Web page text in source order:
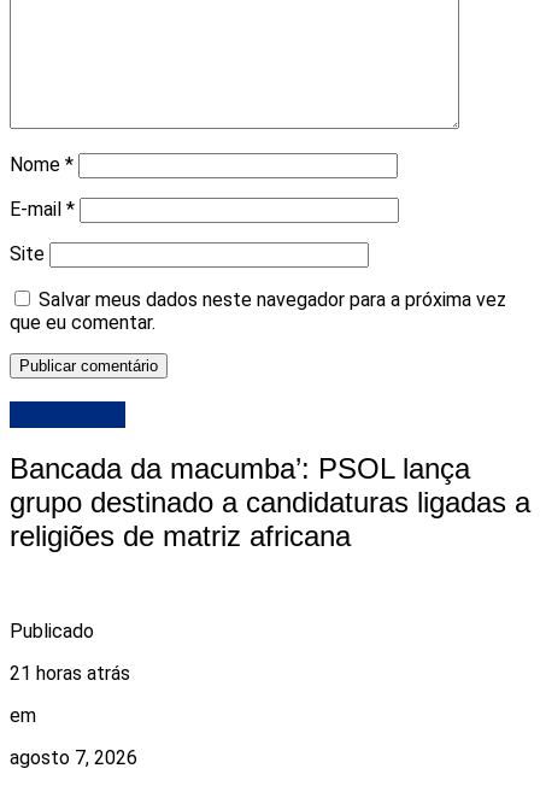
Nome *
E-mail *
Site
Salvar meus dados neste navegador para a próxima vez
que eu comentar.
Bancada da macumba’: PSOL lança
grupo destinado a candidaturas ligadas a
religiões de matriz africana
Publicado
21 horas atrás
em
agosto 7, 2026